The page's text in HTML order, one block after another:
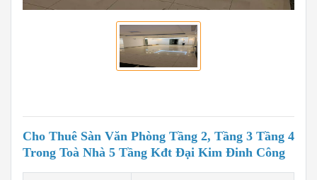
Cho Thuê Sàn Văn Phòng Tầng 2, Tầng 3 Tầng 4
Trong Toà Nhà 5 Tầng Kđt Đại Kim Đinh Công